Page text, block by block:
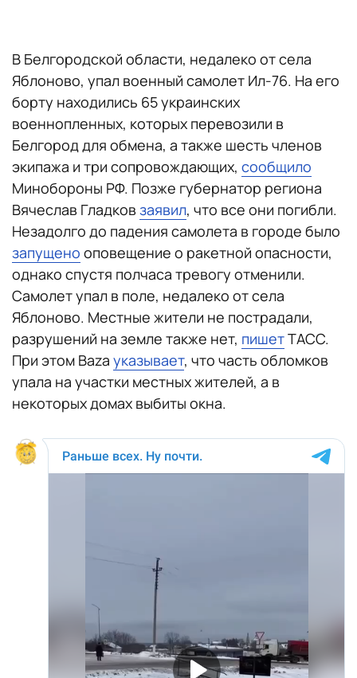
В Белгородской области, недалеко от села
Яблоново, упал военный самолет Ил-76. На его
борту находились 65 украинских
военнопленных, которых перевозили в
Белгород для обмена, а также шесть членов
экипажа и три сопровождающих, сообщило
Минобороны РФ. Позже губернатор региона
Вячеслав Гладков заявил, что все они погибли.
Незадолго до падения самолета в городе было
запущено оповещение о ракетной опасности,
однако спустя полчаса тревогу отменили.
Самолет упал в поле, недалеко от села
Яблоново. Местные жители не пострадали,
разрушений на земле также нет, пишетТАСС.
При этом Baza указывает, что часть обломков
упала на участки местных жителей, а в
некоторых домах выбиты окна.